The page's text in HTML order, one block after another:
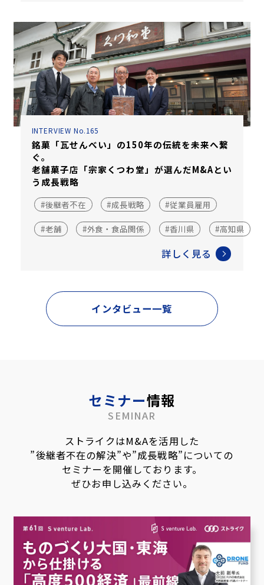
INTERVIEW No.165
銘菓「瓦せんべい」の150年の伝統を未来へ繋
ぐ。
老舗菓子店「宗家くつわ堂」が選んだM&Aとい
う成長戦略
#後継者不在 #成長戦略 #従業員雇用
#老舗 #外食・食品関係 #香川県 #高知県
詳しく見る
インタビュー一覧
セミナー情報
SEMINAR
ストライクはM&Aを活用した
”後継者不在の解決”や”成長戦略”についての
セミナーを開催しております。
ぜひお申し込みください。